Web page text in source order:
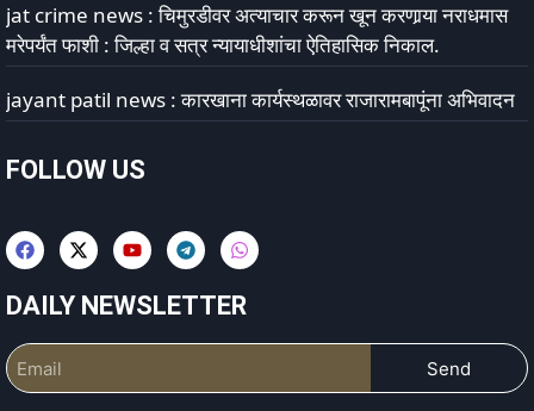
jat crime news : चिमुरडीवर अत्याचार करून खून करणार्‍या नराधमास
मरेपर्यंत फाशी : जिल्हा व सत्र न्यायाधीशांचा ऐतिहासिक निकाल.
jayant patil news : कारखाना कार्यस्थळावर राजारामबापूंना अभिवादन
FOLLOW US
DAILY NEWSLETTER
Send